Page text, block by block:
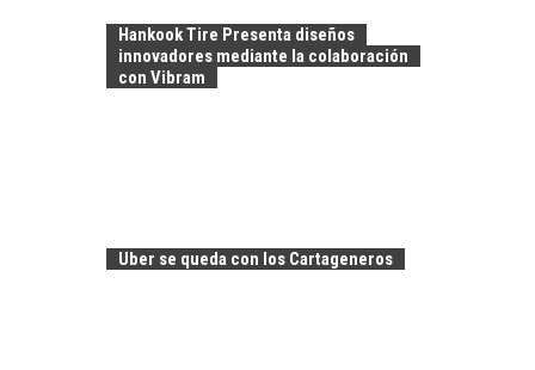
Hankook Tire Presenta diseños
innovadores mediante la colaboración
con Vibram
Uber se queda con los Cartageneros
ALLÁ DEL CRÉDITO